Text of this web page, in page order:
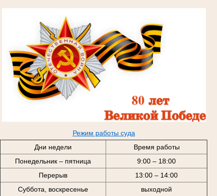
Режим работы суда
Дни недели
Время работы
Понедельник – пятница
9:00 – 18:00
Перерыв
13:00 – 14:00
Суббота, воскресенье
выходной